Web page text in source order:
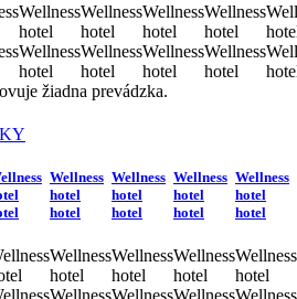
Wellness
hotel
Wellness
hotel
Wellness
hotel
Wellness
hotel
Wellness
hotel
Wellness
hotel
Wellness
hotel
Wellness
hotel
žiadna prevádzka.
Wellness
hotel
hotel
Wellness
hotel
Wellness
Wellness
hotel
hotel
Wellness
hotel
Wellness
Wellness
hotel
hotel
Wellness
hotel
Wellness
Wellness
hotel
hotel
Wellness
hotel
Wellness